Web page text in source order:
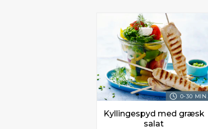
0-30 MIN.
Kyllingespyd med græsk
salat